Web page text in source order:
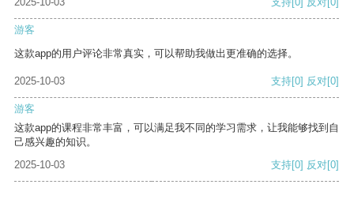
游客
这款app的用户评论非常真实，可以帮助我做出更准确的选择。
2025-10-03 支持[0] 反对[0]
游客
这款app的课程非常丰富，可以满足我不同的学习需求，让我能够找到自
己感兴趣的知识。
2025-10-03
支持[0] 反对[0]